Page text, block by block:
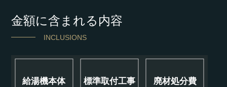
金額に含まれる内容
INCLUSIONS
給湯機本体 標準取付工事 廃材処分費